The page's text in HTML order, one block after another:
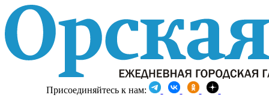
Присоединяйтесь к нам: